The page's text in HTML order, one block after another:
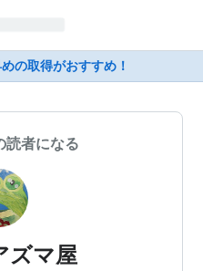
の取得がおすすめ！
読者になる
ズマ屋